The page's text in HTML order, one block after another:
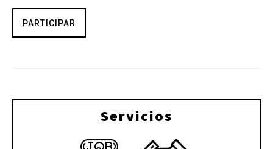
PARTICIPAR
Servicios